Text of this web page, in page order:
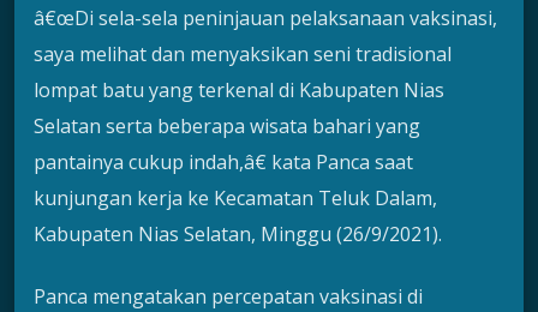
â€œDi sela-sela peninjauan pelaksanaan vaksinasi,
saya melihat dan menyaksikan seni tradisional
lompat batu yang terkenal di Kabupaten Nias
Selatan serta beberapa wisata bahari yang
pantainya cukup indah,â€ kata Panca saat
kunjungan kerja ke Kecamatan Teluk Dalam,
Kabupaten Nias Selatan, Minggu (26/9/2021).
Panca mengatakan percepatan vaksinasi di